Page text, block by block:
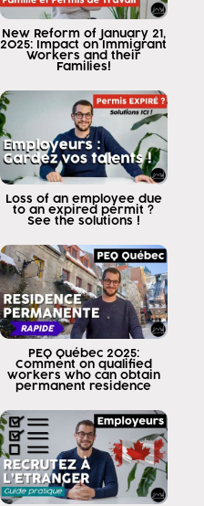
New Reform of January 21,
2025: Impact on Immigrant
Workers and their
Families!
Loss of an employee due
to an expired permit ?
See the solutions !
PEQ Québec 2025:
Comment on qualified
workers who can obtain
permanent residence